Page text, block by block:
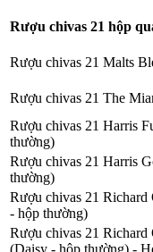
Rượu chivas 21 hộp
Rượu chivas 21 Malts
Rượu chivas 21 The
Rượu chivas 21 Harris
thường)
Rượu chivas 21 Harris
thường)
Rượu chivas 21
- hộp thường)
Rượu chivas 21